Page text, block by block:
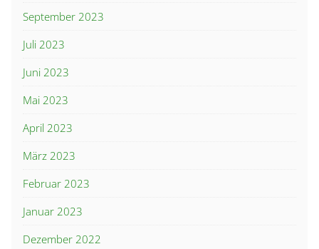
September 2023
Juli 2023
Juni 2023
Mai 2023
April 2023
März 2023
Februar 2023
Januar 2023
Dezember 2022